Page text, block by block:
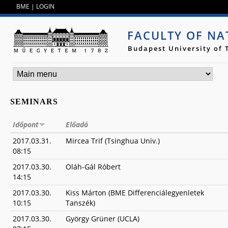
BME | LOGIN
FACULTY OF
Budapest University of
SEMINARS
Időpont
Előadó
2017.03.31.
08:15
Mircea Trif (Tsinghua Univ.)
2017.03.30.
14:15
Oláh-Gál Róbert
2017.03.30.
10:15
Kiss Márton (BME Differenciálegyenletek
Tanszék)
2017.03.30.
György Grüner (UCLA)